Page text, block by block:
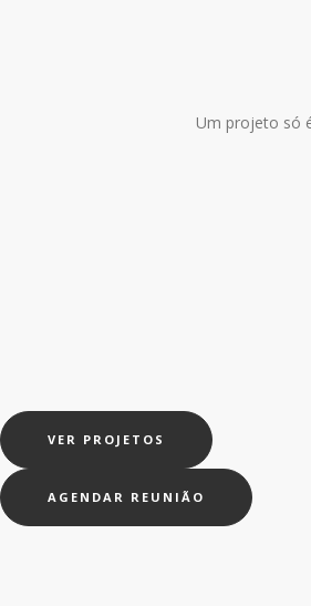
Um projeto só
VER PROJETOS
AGENDAR REUNIÃO